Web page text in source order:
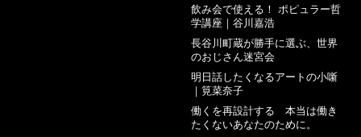
飲み会で使える！ ポピュラー哲
学講座｜谷川嘉浩
長谷川町蔵が勝手に選ぶ、世界
のおじさん迷宮会
明日話したくなるアートの小噺
｜筧菜奈子
働くを再設計する 本当は働き
たくないあなたのために。